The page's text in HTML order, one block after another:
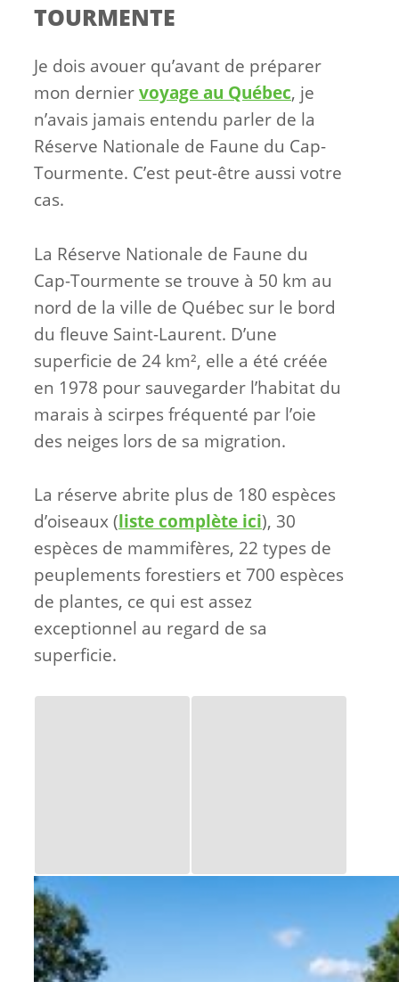
TOURMENTE
Je dois avouer qu’avant de préparer
mon derniervoyage au Québec, je
n’avais jamais entendu parler de la
Réserve Nationale de Faune du Cap-
Tourmente. C’est peut-être aussi votre
cas.
La Réserve Nationale de Faune du
Cap-Tourmente se trouve à 50 km au
nord de la ville de Québec sur le bord
du fleuve Saint-Laurent. D’une
superficie de 24 km², elle a été créée
en 1978 pour sauvegarder l’habitat du
marais à scirpes fréquenté par l’oie
des neiges lors de sa migration.
La réserve abrite plus de 180 espèces
d’oiseaux (liste complète ici), 30
espèces de mammifères, 22 types de
peuplements forestiers et 700 espèces
de plantes, ce qui est assez
exceptionnel au regard de sa
superficie.